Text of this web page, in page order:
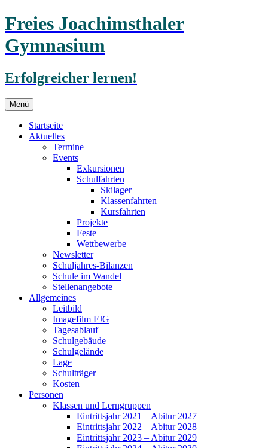
Freies Joachimsthaler
Gymnasium
Erfolgreicher lernen!
Menü Zum
Inhalt
springen
Startseite
Aktuelles
Termine
Events
Exkursionen
Schulfahrten
Skilager
Klassenfahrten
Kursfahrten
Projekte
Feste
Wettbewerbe
Newsletter
Schuljahres-Bilanzen
Schule im Wandel
Stellenangebote
Allgemeines
Leitbild
Imagefilm FJG
Tagesablauf
Schulgebäude
Schulgelände
Lage
Schulträger
Kosten
Personen
Klassen und Lerngruppen
Eintrittsjahr 2021 – Abitur 2027
Eintrittsjahr 2022 – Abitur 2028
Eintrittsjahr 2023 – Abitur 2029